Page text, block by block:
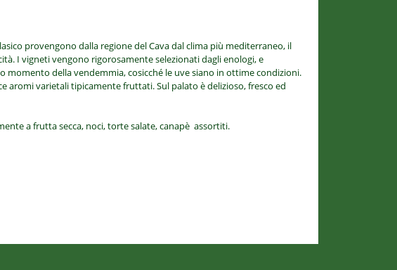
provengono dalla regione del Cava dal clima più mediterraneo, il
I vigneti vengono rigorosamente selezionati dagli enologi, e
della vendemmia, cosicché le uve siano in ottime condizioni.
aromi varietali tipicamente fruttati. Sul palato è delizioso, fresco ed
a frutta secca, noci, torte salate, canapè assortiti.